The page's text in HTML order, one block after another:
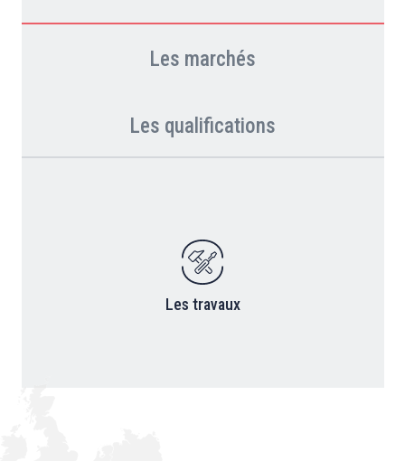
Les marchés
Les qualifications
Les travaux